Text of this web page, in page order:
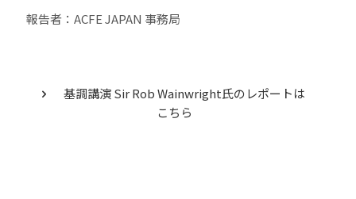
報告者：ACFE JAPAN 事務局
基調講演 Sir Rob Wainwright氏のレポートは
こちら